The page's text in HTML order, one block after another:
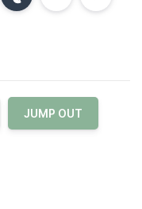
JUMP OUT